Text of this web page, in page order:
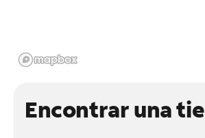
Encontrar una